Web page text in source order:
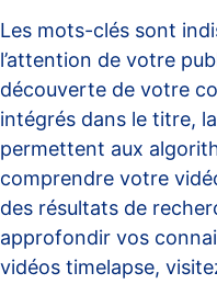
Les mots-clés sont
l’attention de votre
découverte de votre
intégrés dans le titre,
permettent aux
comprendre votre
des résultats de
approfondir vos
vidéos timelapse,